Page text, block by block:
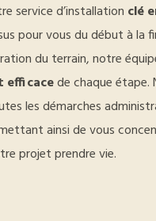
service d’installation clé
pour vous du début à la
du terrain, notre
efficacede chaque étape.
les démarches
ainsi de vous
projet prendre vie.